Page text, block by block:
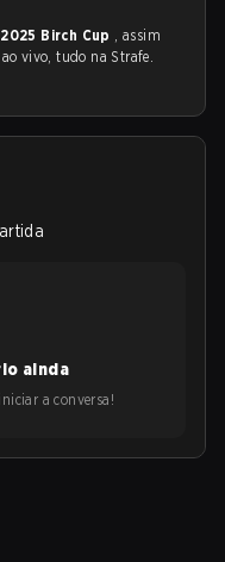
2025 Birch Cup , assim
vivo, tudo na Strafe.
ainda
a conversa!